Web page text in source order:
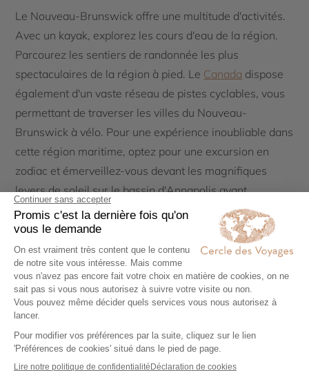
Le Nouveau-Brunswick offre une multitude d'activités.
Avec un kayak, explorez les cours d'eau de la région.
Parcourez les sentiers de randonnée les plus
spectaculaires de la région à pied. Le Canada dispose
également d'un vaste réseau de pistes cyclables, vous
permettant de traverser les villes du Nouveau-
Brunswick à vélo. Pour une expérience inoubliable dans
cette région maritime, optez pour une excursion en
zodiac et émerveillez-vous devant les magnifiques
levers de soleil sur le bassin d'Annapolis avant
d'admirer les marées profondes de la
baie de Fundy
Le Nouveau-Brunswick est également une destination
idéale pour les vacances en famille. Ne manquez pas
l'aquarium du Nouveau-Brunswick, où vous pourrez
observer le fameux homard bleu, emblème de la
région. Ensuite, rendez-vous dans la ville deSaint-
en découvertes.